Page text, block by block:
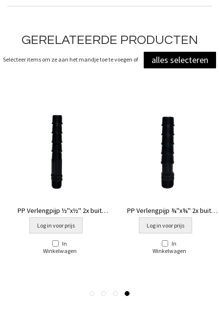
GERELATEERDE PRODUCTEN
Selecteer items om ze aan het mandje toe te voegen of alles selecteren
PP Verlengpijp ½''x½'' 2x buit
15cm
Log in voor prijs
In
Winkelwagen
PP Verlengpijp ¾''x¾'' 2x buit
20cm
Log in voor prijs
In
Winkelwagen